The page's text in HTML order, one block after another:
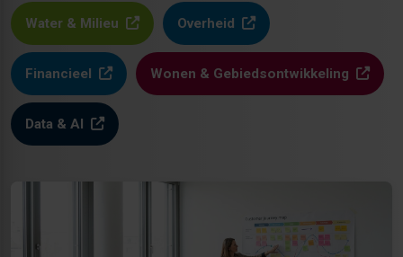
Water & Milieu Overheid
Financieel Wonen & Gebiedsontwikkeling
Data & AI